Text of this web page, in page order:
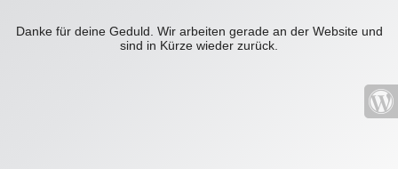
Danke für deine Geduld. Wir arbeiten gerade an der Website und
sind in Kürze wieder zurück.